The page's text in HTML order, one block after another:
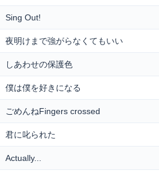
Sing Out!
夜明けまで強がらなくてもいい
しあわせの保護色
僕は僕を好きになる
ごめんねFingers crossed
君に叱られた
Actually...